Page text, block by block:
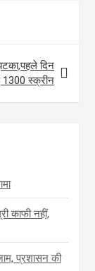
दिन
1300 स्क्रीन
काफी नहीं,
प्रशासन की